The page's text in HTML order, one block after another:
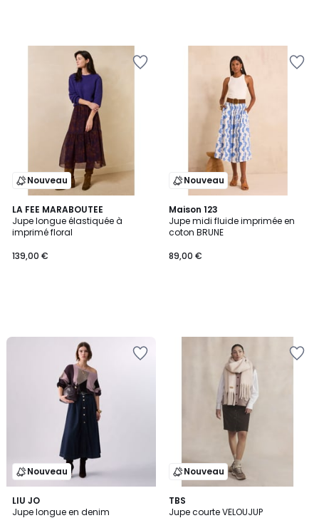
Nouveau
LA FEE MARABOUTEE
Jupe longue élastiquée à
imprimé floral
139,00 €
Nouveau
Maison 123
Jupe midi fluide imprimée en
coton BRUNE
89,00 €
Nouveau
LIU JO
Jupe longue en denim
Nouveau
TBS
Jupe courte VELOUJUP